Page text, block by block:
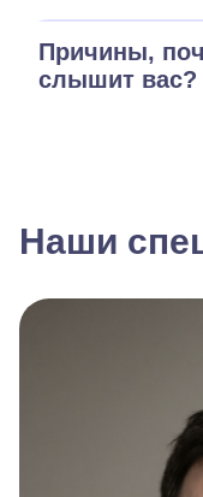
Причины,
слышит вас?
Наши